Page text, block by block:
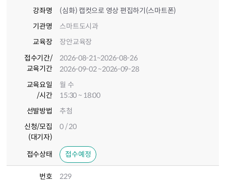
강좌명
(심화) 캡컷으로 영상 편집하기(스마트폰)
기관명
스마트도시과
교육장
장안교육장
접수기간/
교육기간
2026-08-21~2026-08-26
2026-09-02~2026-09-28
교육요일
/시간
월 수
15:30 ~ 18:00
선발방법
추첨
신청/모집
(대기자)
0 / 20
접수상태 접수예정
번호
229